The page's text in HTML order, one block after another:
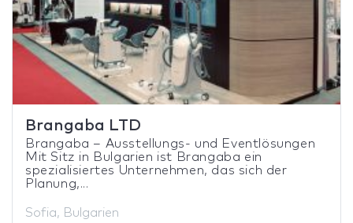
Brangaba LTD
Brangaba – Ausstellungs- und Eventlösungen
Mit Sitz in Bulgarien ist Brangaba ein
spezialisiertes Unternehmen, das sich der
Planung,...
Sofia, Bulgarien